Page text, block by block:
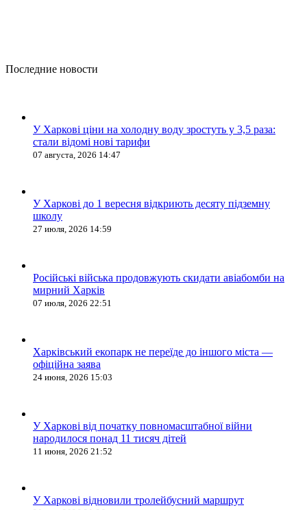
Последние новости
У Харкові ціни на холодну воду зростуть у 3,5 раза:
стали відомі нові тарифи
07 августа, 2026 14:47
У Харкові до 1 вересня відкриють десяту підземну
школу
27 июля, 2026 14:59
Російські війська продовжують скидати авіабомби на
мирний Харків
07 июля, 2026 22:51
Харківський екопарк не переїде до іншого міста —
офіційна заява
24 июня, 2026 15:03
У Харкові від початку повномасштабної війни
народилося понад 11 тисяч дітей
11 июня, 2026 21:52
У Харкові відновили тролейбусний маршрут